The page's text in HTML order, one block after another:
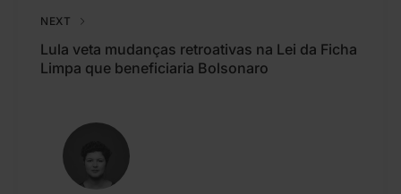
NEXT
Lula veta mudanças retroativas na Lei da Ficha
Limpa que beneficiaria Bolsonaro